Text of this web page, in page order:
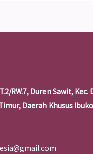
RW.7, Duren Sawit, Kec.
Daerah Khusus